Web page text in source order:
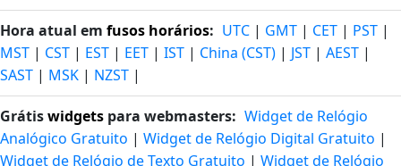
Hora atual em fusos horários: UTC | GMT | CET | PST |
MST | CST | EST | EET | IST | China (CST) | JST | AEST |
SAST | MSK | NZST |
Grátiswidgets para webmasters: Widget de Relógio
Analógico Gratuito | Widget de Relógio Digital Gratuito |
Widget de Relógio de Texto Gratuito | Widget de Relógio